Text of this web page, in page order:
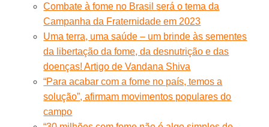
Combate à fome no Brasil será o tema da
Campanha da Fraternidade em 2023
Uma terra, uma saúde – um brinde às sementes
da libertação da fome, da desnutrição e das
doenças! Artigo de Vandana Shiva
“Para acabar com a fome no país, temos a
solução”, afirmam movimentos populares do
campo